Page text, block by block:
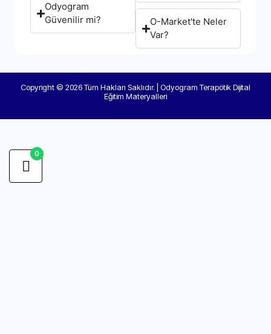
Odyogram
Güvenilir mi?
O-Market'te Neler
Var?
Copyright © 2026 Tüm Hakları Saklıdır. | Odyogram Terapötik Dijital
Eğitim Materyalleri
0